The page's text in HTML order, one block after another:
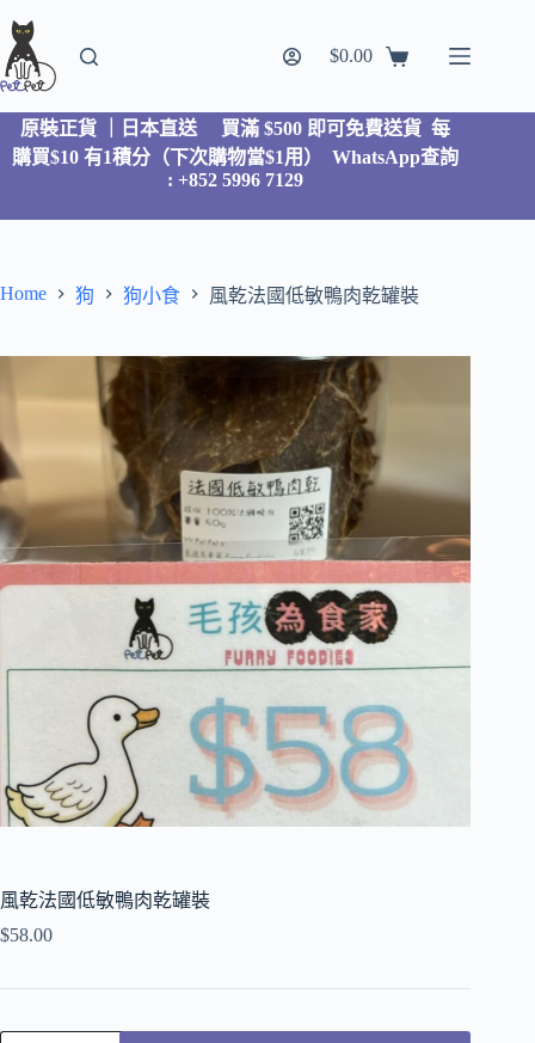
$0.00
原裝正貨 ｜日本直送
買滿 $500 即可免費送貨 每
購買$10 有1積分（下次購物當$1用）WhatsApp查詢
: +852 5996 7129
Home 狗 狗小食 風乾法國低敏鴨肉乾罐裝
風乾法國低敏鴨肉乾罐裝
$58.00